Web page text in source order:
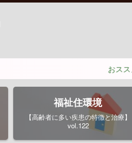
おススメ記事「【
福祉住環境
【高齢者に多い疾患の特徴と治療】
vol.122